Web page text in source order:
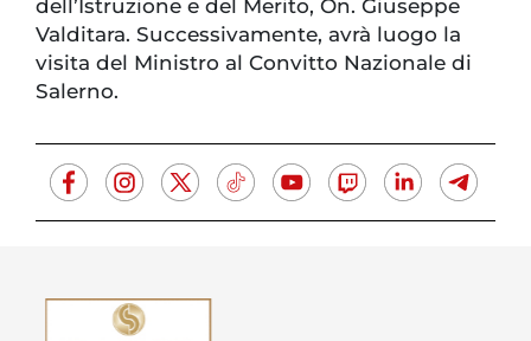
dell’Istruzione e del Merito, On. Giuseppe
Valditara. Successivamente, avrà luogo la
visita del Ministro al Convitto Nazionale di
Salerno.